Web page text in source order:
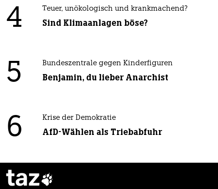
4 Teuer, unökologisch und krankmachend?
Sind Klimaanlagen böse?
5 Bundeszentrale gegen Kinderfiguren
Benjamin, du lieber Anarchist
6 Krise der Demokratie
AfD-Wählen als Triebabfuhr
taz